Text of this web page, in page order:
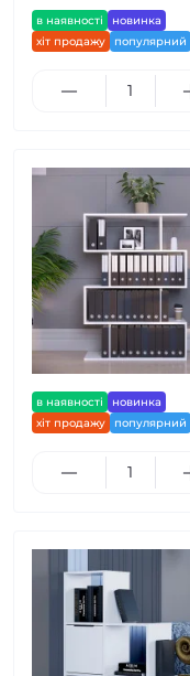
в наявності
новинка
хіт продажу
популярний
в наявності
новинка
хіт продажу
популярний